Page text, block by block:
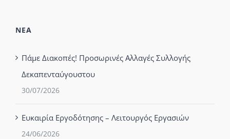
ΝΕΑ
Πάμε Διακοπές! Προσωρινές Αλλαγές Συλλογής
Δεκαπενταύγουστου
30/07/2026
Ευκαιρία Εργοδότησης – Λειτουργός Εργασιών
24/06/2026